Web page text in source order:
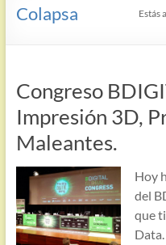
Colapsa Estás
Congreso
Impresión 3D,
Maleantes.
Hoy
del
que